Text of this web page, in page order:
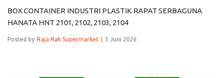
BOX CONTAINER INDUSTRI PLASTIK RAPAT SERBAGUNA
HANATA HNT 2101, 2102, 2103, 2104
Posted by Raja Rak Supermarket 3 Juni 2026